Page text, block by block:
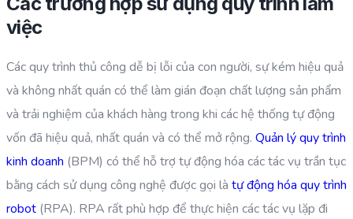
việc
Các quy trình thủ công dễ bị lỗi của con người, sự kém hiệu quả
và không nhất quán có thể làm gián đoạn chất lượng sản phẩm
và trải nghiệm của khách hàng trong khi các hệ thống tự động
vốn đã hiệu quả, nhất quán và có thể mở rộng. Quản lý quy trình
kinh doanh (BPM) có thể hỗ trợ tự động hóa các tác vụ trần tục
bằng cách sử dụng công nghệ được gọi là tự động hóa quy trình
robot (RPA). RPA rất phù hợp để thực hiện các tác vụ lặp đi